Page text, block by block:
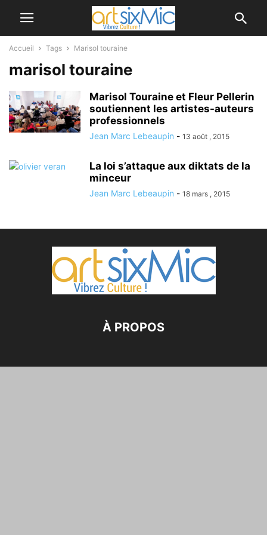
Accueil Tags Marisol touraine
marisol touraine
Marisol Touraine et Fleur Pellerin
soutiennent les artistes-auteurs
professionnels
Jean Marc Lebeaupin - 13 août , 2015
La loi s’attaque aux diktats de la
minceur
Jean Marc Lebeaupin - 18 mars , 2015
À PROPOS